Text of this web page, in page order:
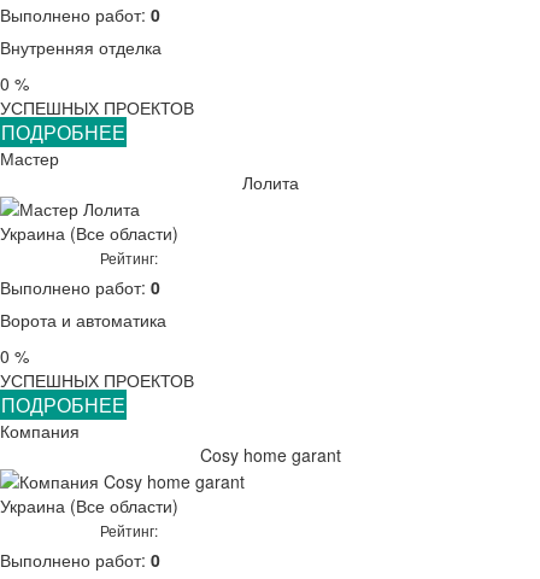
Выполнено работ: 0
Внутренняя отделка
0 %
УСПЕШНЫХ ПРОЕКТОВ
ПОДРОБНЕЕ
Мастер
Лолита
Украина (Все области)
Рейтинг:
Выполнено работ: 0
Ворота и автоматика
0 %
УСПЕШНЫХ ПРОЕКТОВ
ПОДРОБНЕЕ
Компания
Cosy home garant
Украина (Все области)
Рейтинг:
Выполнено работ: 0